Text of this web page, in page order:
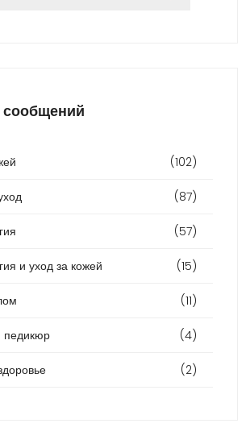
сообщений
(102)
(87)
(57)
и уход за кожей (15)
(11)
(4)
(2)